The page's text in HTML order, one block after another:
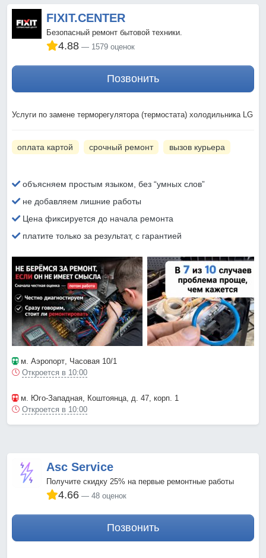
FIXIT.CENTER
Безопасный ремонт бытовой техники.
4.88 1579 оценок
Позвонить
Услуги по замене терморегулятора (термостата) холодильника LG
оплата картой срочный ремонт вызов курьера
объясняем простым языком, без “умных слов”
не добавляем лишние работы
Цена фиксируется до начала ремонта
платите только за результат, с гарантией
м. Аэропорт, Часовая 10/1
Откроется в 10:00
м. Юго-Западная, Коштоянца, д. 47, корп. 1
Откроется в 10:00
Asc Service
Получите скидку 25% на первые ремонтные работы
4.66 48 оценок
Позвонить